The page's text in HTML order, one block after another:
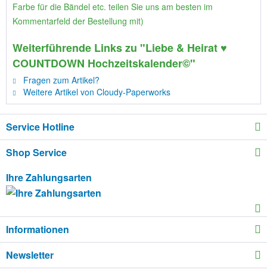
Farbe für die Bändel etc. teilen Sie uns am besten im
Kommentarfeld der Bestellung mit)
Weiterführende Links zu "Liebe & Heirat ♥
COUNTDOWN Hochzeitskalender©"
Fragen zum Artikel?
Weitere Artikel von Cloudy-Paperworks
Service Hotline
Shop Service
Ihre Zahlungsarten
Informationen
Newsletter